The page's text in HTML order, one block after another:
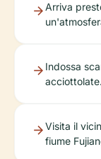
Arriva
Indossa
acciottolate.
Visita il
fiume